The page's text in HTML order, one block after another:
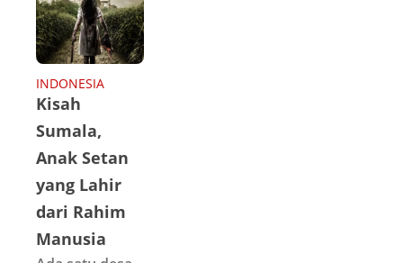
dan panen padi
dalam rangka
pengembangan
program
swasembada
pangan
nasional di
Desa Telaga
Sari, Distrik
Kurik,
Kabupaten
INDONESIA
Kisah
Sumala,
Anak Setan
yang Lahir
dari Rahim
Manusia